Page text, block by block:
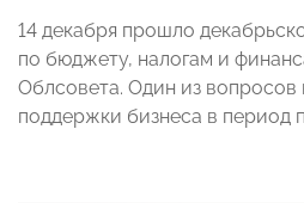
14 декабря прошло
по бюджету, налогам и
Облсовета. Один из вопросов
поддержки бизнеса в период